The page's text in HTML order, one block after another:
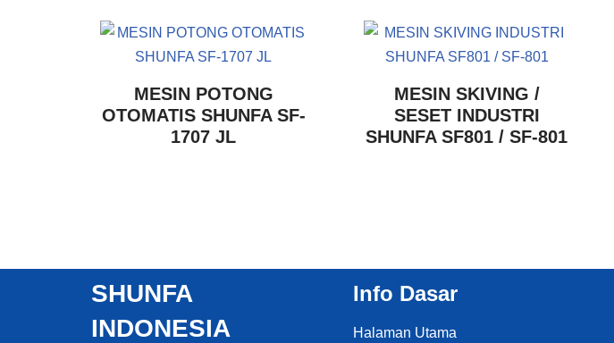
MESIN POTONG
OTOMATIS SHUNFA SF-
1707 JL
MESIN SKIVING /
SESET INDUSTRI
SHUNFA SF801 / SF-801
SHUNFA
INDONESIA
Info Dasar
Halaman Utama